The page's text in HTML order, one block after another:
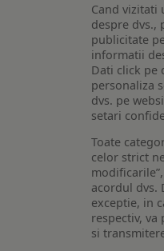
Cand vizitati
despre dvs.,
publicitate
informatii
Dati click pe
personaliza
dvs. pe
setari
Toate
celor strict
acordul dvs.
exceptie, in
respectiv,
si